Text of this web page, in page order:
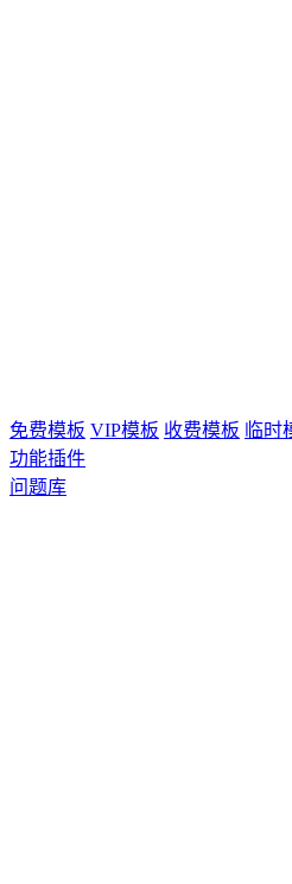
免费模板 VIP模板 收费模板 临时
功能插件
问题库